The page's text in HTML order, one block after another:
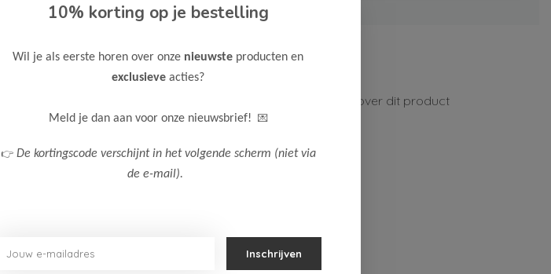
Gratis verzenden vanaf 75,-
Verzenden 1-3 werkdagen
Neem contact op over dit product
10% korting op je bestelling
Wil je als eerste horen over onze nieuwste producten en
exclusieve acties?
Meld je dan aan voor onze nieuwsbrief! 💌
👉 De kortingscode verschijnt in het volgende scherm (niet via
de e-mail).
Inschrijven